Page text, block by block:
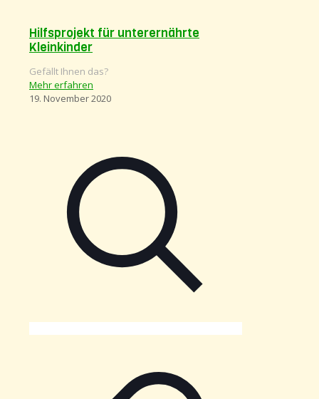
Hilfsprojekt für unterernährte
Kleinkinder
Gefällt Ihnen das?
Mehr erfahren
19. November 2020